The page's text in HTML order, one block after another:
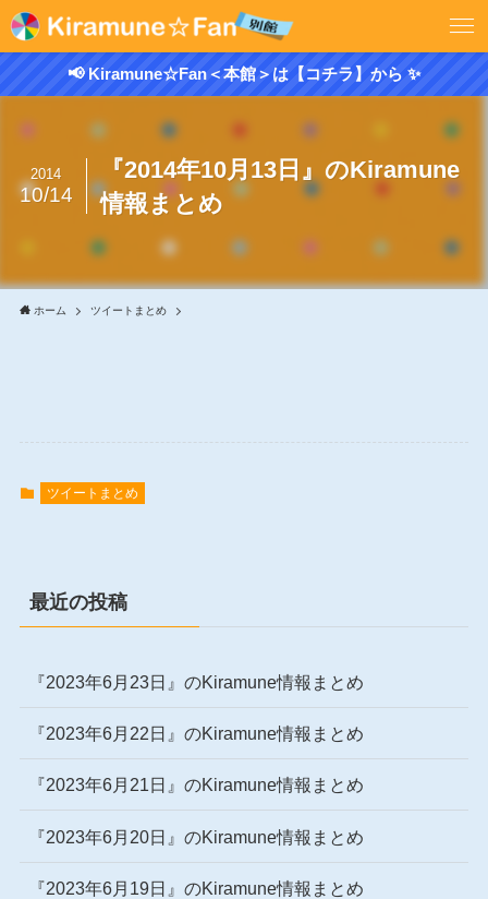
📢 Kiramune☆Fan＜本館＞は【コチラ】から ✨
『2014年10月13日』のKiramune
情報まとめ
2014
10/14
ホーム ツイートまとめ
ツイートまとめ
最近の投稿
『2023年6月23日』のKiramune情報まとめ
『2023年6月22日』のKiramune情報まとめ
『2023年6月21日』のKiramune情報まとめ
『2023年6月20日』のKiramune情報まとめ
『2023年6月19日』のKiramune情報まとめ